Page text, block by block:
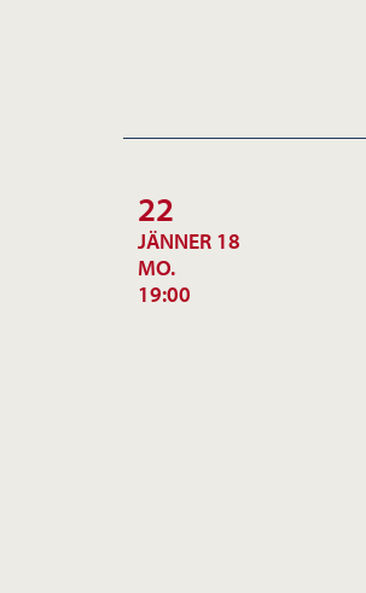
22
JÄNNER 18
MO.
19:00